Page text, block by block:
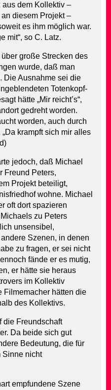
aus dem Kollektiv –
diesem Projekt –
es ihm möglich war.
mit“, so C. Latz.
große Strecken des
wurde, daß man
Die Ausnahme sei die
Totenkopf-
hätte „Mir reicht’s“,
gedreht worden.
worden, auch durch
krampft sich mir alles
jedoch, daß Michael
Freund Peters,
Projekt beteiligt,
wohne. Michael
oft dort spazieren
zu Peters
unsensibel,
Szenen, in denen
zu fragen, er sei nicht
fände er es mutig,
er hätte sie heraus
im Kollektiv
Filmemacher hätten die
des Kollektivs.
die Freundschaft
Da beide sich gut
Bedeutung, die für
Sinne nicht
empfundene Szene